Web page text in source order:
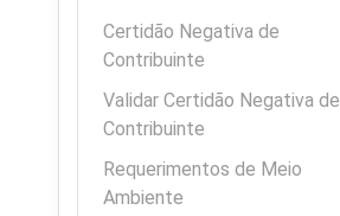
Certidão Negativa de
Contribuinte
Validar Certidão Negativa de
Contribuinte
Requerimentos de Meio
Ambiente